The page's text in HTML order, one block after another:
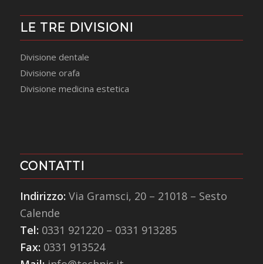
LE TRE DIVISIONI
Divisione dentale
Divisione orafa
Divisione medicina estetica
CONTATTI
Indirizzo: Via Gramsci, 20 – 21018 – Sesto
Calende
Tel: 0331 921220– 0331 913285
Fax: 0331 913524